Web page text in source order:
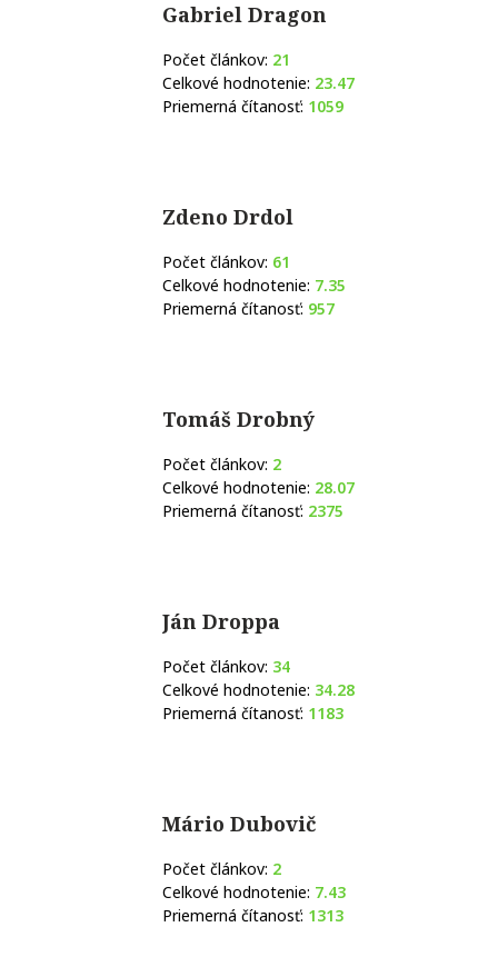
Gabriel Dragon
Počet článkov: 21
Celkové hodnotenie: 23.47
Priemerná čítanosť: 1059
Zdeno Drdol
Počet článkov: 61
Celkové hodnotenie: 7.35
Priemerná čítanosť: 957
Tomáš Drobný
Počet článkov: 2
Celkové hodnotenie: 28.07
Priemerná čítanosť: 2375
Ján Droppa
Počet článkov: 34
Celkové hodnotenie: 34.28
Priemerná čítanosť: 1183
Mário Dubovič
Počet článkov: 2
Celkové hodnotenie: 7.43
Priemerná čítanosť: 1313